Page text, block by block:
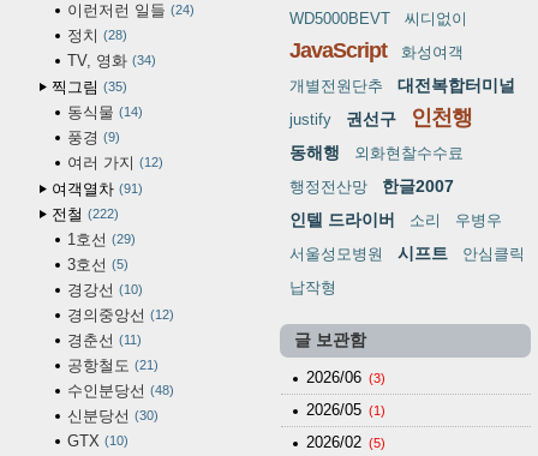
이런저런 일들 24
정치 28
TV, 영화 34
찍그림 35
동식물 14
풍경 9
여러 가지 12
여객열차 91
전철 222
1호선 29
3호선 5
경강선 10
경의중앙선 12
경춘선 11
공항철도 21
수인분당선 48
신분당선 30
GTX 10
WD5000BEVT 씨디없이
JavaScript
화성여객
개별전원단추
대전복합터미널
justify 권선구 인천행
동해행
외화현찰수수료
행정전산망
한글2007
인텔 드라이버
소리
우병우
서울성모병원
시프트
안심클릭
납작형
글 보관함
2026/06 (3)
2026/05 (1)
2026/02 (5)